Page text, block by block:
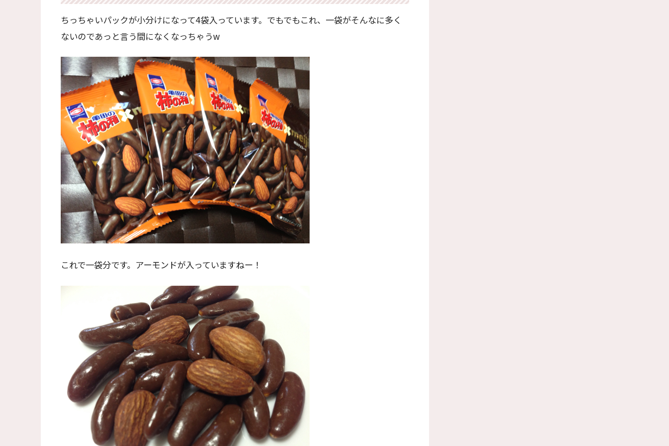
ちっちゃいパックが小分けになって4袋入っています。でもでもこれ、一袋がそんなに多く
ないのであっと言う間になくなっちゃうw
これで一袋分です。アーモンドが入っていますねー！